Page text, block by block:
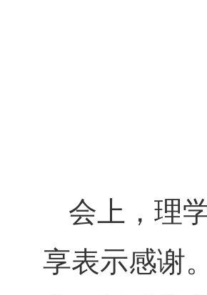
会上，理
享表示感谢